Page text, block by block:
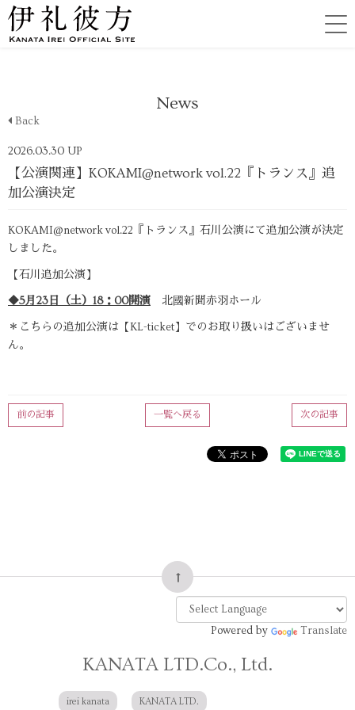
News
Back
2026.03.30 UP
【公演関連】KOKAMI@network vol.22『トランス』追
加公演決定
KOKAMI@network vol.22『トランス』石川公演にて追加公演が決定
しました。
【石川追加公演】
◆5月23日（土）18：00開演 北國新聞赤羽ホール
＊こちらの追加公演は【KL-ticket】でのお取り扱いはございませ
ん。
次の記事
一覧へ戻る
前の記事
Powered by Translate
KANATA LTD.Co., Ltd.
irei kanata KANATA LTD.